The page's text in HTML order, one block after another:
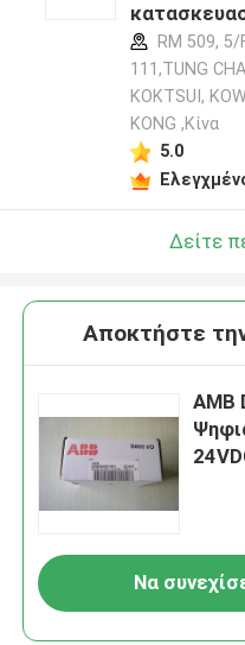
RM 509, 5/
111,TUNG
KOKTSUI,
KONG ,Κίνα
5.0
Δείτε
Αποκτήστε
ΑΜΒ
Να